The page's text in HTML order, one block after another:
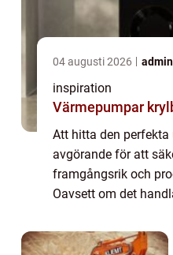
04 augusti 2026 admin
inspiration
Värmepumpar
Att hitta den
avgörande för att
framgångsrik och
Oavsett om det
branschkonfer...